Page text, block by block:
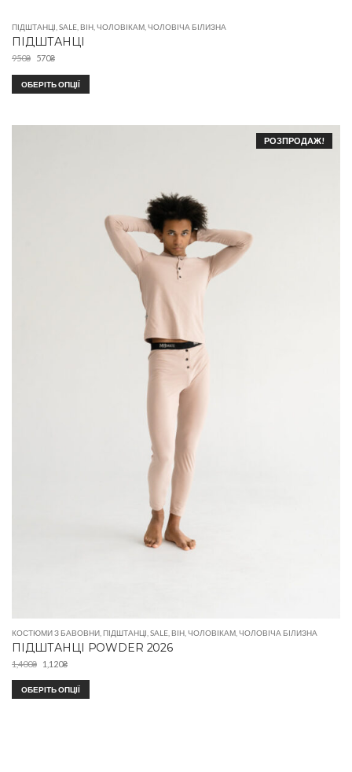
ПІДШТАНЦІ,SALE,ВІН,ЧОЛОВІКАМ,ЧОЛОВІЧА БІЛИЗНА
ПІДШТАНЦІ
950₴ 570₴
ОБЕРІТЬ ОПЦІЇ
РОЗПРОДАЖ!
КОСТЮМИ З БАВОВНИ ПІДШТАНЦІ SALE ВІН ЧОЛОВІКАМ ЧОЛОВІЧА БІЛИЗНА
ПІДШТАНЦІ POWDER 2026
1,400₴ 1,120₴
ОБЕРІТЬ ОПЦІЇ